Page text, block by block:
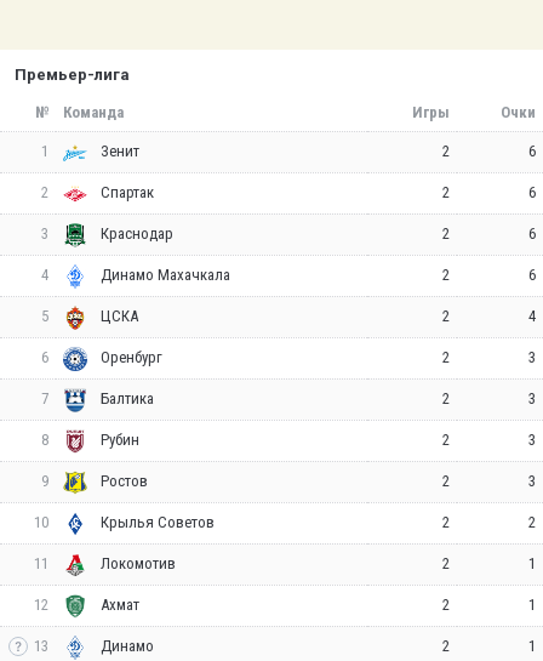
Премьер-лига
№ Команда Игры Очки
1 Зенит 2 6
2 Спартак 2 6
3 Краснодар 2 6
4 Динамо Махачкала 2 6
5 ЦСКА 2 4
6 Оренбург 2 3
7 Балтика 2 3
8 Рубин 2 3
9 Ростов 2 3
10 Крылья Советов 2 2
11 Локомотив 2 1
12 Ахмат 2 1
13 Динамо 2 1